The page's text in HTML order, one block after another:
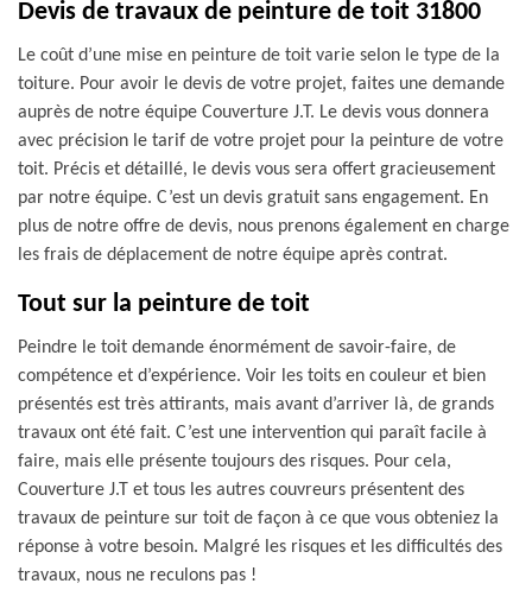
Devis de travaux de peinture de toit 31800
Le coût d’une mise en peinture de toit varie selon le type de la
toiture. Pour avoir le devis de votre projet, faites une demande
auprès de notre équipe Couverture J.T. Le devis vous donnera
avec précision le tarif de votre projet pour la peinture de votre
toit. Précis et détaillé, le devis vous sera offert gracieusement
par notre équipe. C’est un devis gratuit sans engagement. En
plus de notre offre de devis, nous prenons également en charge
les frais de déplacement de notre équipe après contrat.
Tout sur la peinture de toit
Peindre le toit demande énormément de savoir-faire, de
compétence et d’expérience. Voir les toits en couleur et bien
présentés est très attirants, mais avant d’arriver là, de grands
travaux ont été fait. C’est une intervention qui paraît facile à
faire, mais elle présente toujours des risques. Pour cela,
Couverture J.T et tous les autres couvreurs présentent des
travaux de peinture sur toit de façon à ce que vous obteniez la
réponse à votre besoin. Malgré les risques et les difficultés des
travaux, nous ne reculons pas !